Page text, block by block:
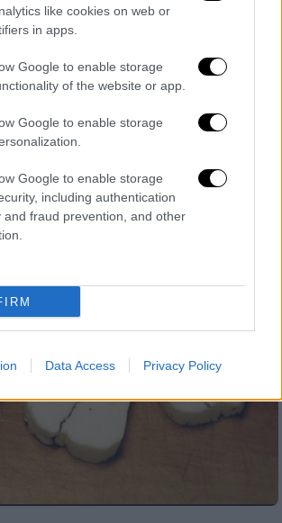
like cookies on web or
in apps.
Google to enable storage
of the website or app.
Google to enable storage
Google to enable storage
including authentication
and fraud prevention, and other
Data Access Privacy Policy
22:36
Κύπρο: Χάθηκε το εμπορικό
ΡΙΚ, ο υπουργός Εμπορίου
λύπη του για τον τρόπο με τον
η απώλεια του εμπορικού